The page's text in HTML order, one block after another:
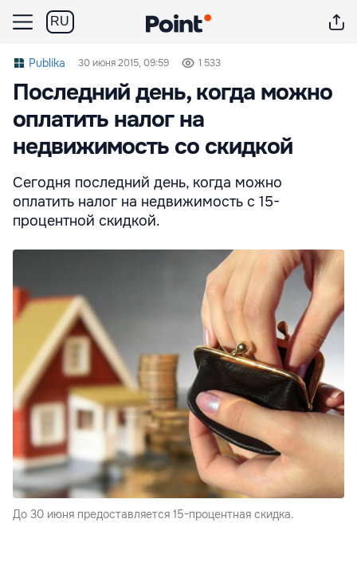
RU
Publika 30 июня 2015, 09:59 1 533
Последний день, когда можно
оплатить налог на
недвижимость со скидкой
Сегодня последний день, когда можно
оплатить налог на недвижимость с 15-
процентной скидкой.
До 30 июня предоставляется 15-процентная скидка.